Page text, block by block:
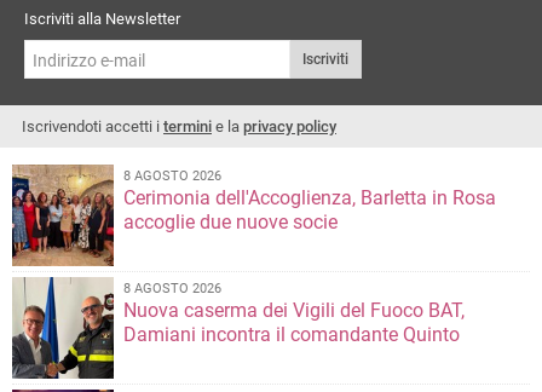
Iscriviti alla Newsletter
Iscriviti
Iscrivendoti accetti i termini e la privacy policy
8 AGOSTO 2026
Cerimonia dell'Accoglienza, Barletta in Rosa
accoglie due nuove socie
8 AGOSTO 2026
Nuova caserma dei Vigili del Fuoco BAT,
Damiani incontra il comandante Quinto